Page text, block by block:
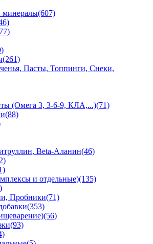
минералы(607)
(261)
Пасты, Топпинги, Снеки,
(Омега 3, 3-6-9, КЛА,...)(71)
(88)
Beta-Аланин(46)
и отдельные)(135)
Пробники(71)
(353)
(56)
(93)